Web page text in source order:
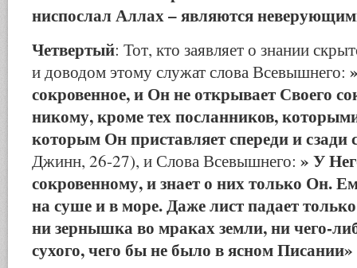
ниспослал Аллах – являются
Четвертый: Тот, кто заявляет о знании
и доводом этому служат слова Всевышнего:
сокровенное, и Он не открывает Своего
никому, кроме тех посланников,
которым Он приставляет спереди и сзади
Джинн, 26-27), и Слова Всевышнего: » У
сокровенному, и знает о них только Он.
на суше и в море. Даже лист падает
ни зернышка во мраках земли, ни чего-
сухого, чего бы не было в ясном Писании»